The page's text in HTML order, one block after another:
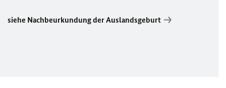
siehe Nachbeurkundung der Auslandsgeburt